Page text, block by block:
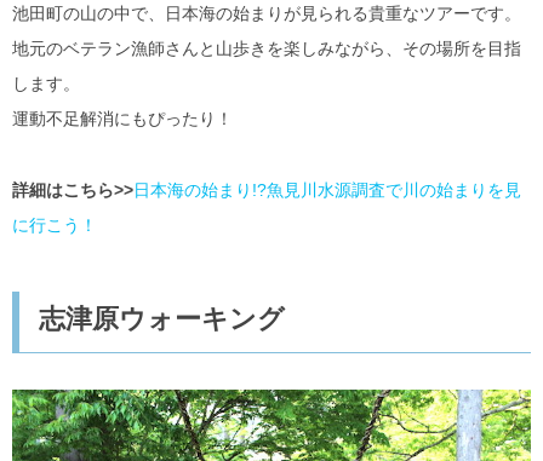
池田町の山の中で、日本海の始まりが見られる貴重なツアーです。
地元のベテラン漁師さんと山歩きを楽しみながら、その場所を目指
します。
運動不足解消にもぴったり！
詳細はこちら>>日本海の始まり!?魚見川水源調査で川の始まりを見
に行こう！
志津原ウォーキング